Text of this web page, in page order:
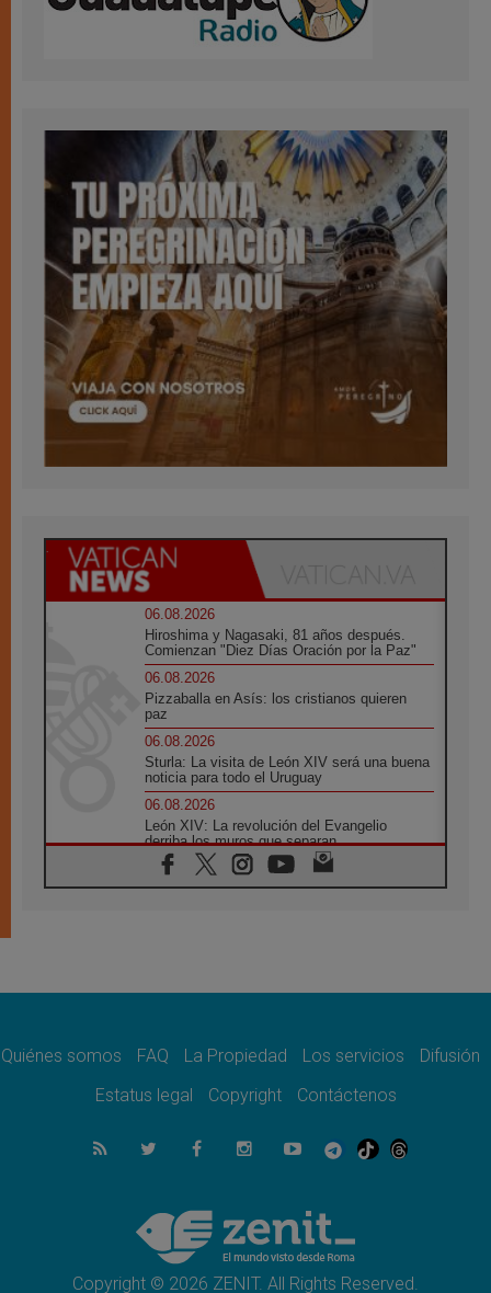
06.08.2026
Hiroshima y Nagasaki, 81 años después.
Comienzan "Diez Días Oración por la Paz"
06.08.2026
Pizzaballa en Asís: los cristianos quieren
paz
06.08.2026
Sturla: La visita de León XIV será una buena
noticia para todo el Uruguay
06.08.2026
León XIV: La revolución del Evangelio
derriba los muros que separan
06.08.2026
La Iglesia en Ceuta: caridad y esperanza
06.08.2026
06.08.2026
«construir la civilización del amor»
El cardenal Parolin en México: Toda la
sociedad necesita el mensaje del Evangelio
Santa María la Mayor, Makrickas: La gracia
de Dios desciende sobre el mundo
Quiénes somos FAQ La Propiedad Los servicios
Difusión
Estatus legal
Copyright Contáctenos
Copyright © 2026 ZENIT. All Rights Reserved.